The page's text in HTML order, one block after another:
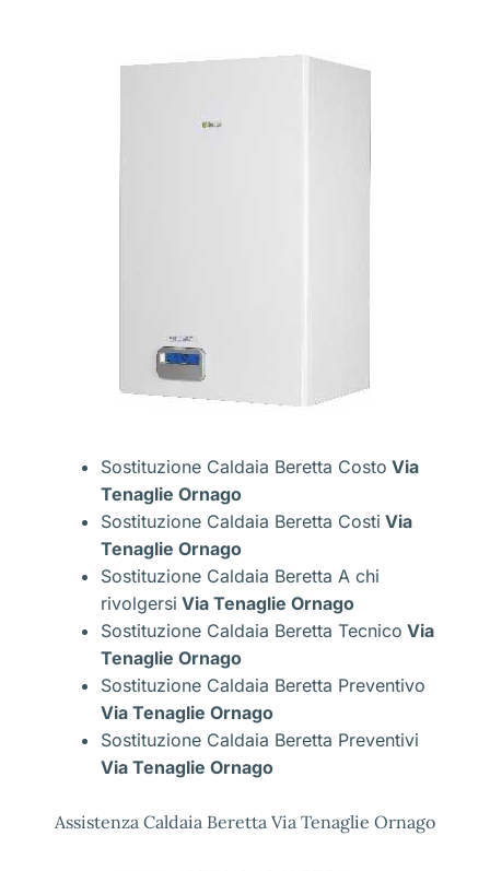
Sostituzione Caldaia Beretta Costo Via
Tenaglie Ornago
Sostituzione Caldaia Beretta Costi Via
Tenaglie Ornago
Sostituzione Caldaia Beretta A chi
rivolgersi Via Tenaglie Ornago
Sostituzione Caldaia Beretta Tecnico Via
Tenaglie Ornago
Sostituzione Caldaia Beretta Preventivo
Via Tenaglie Ornago
Sostituzione Caldaia Beretta Preventivi
Via Tenaglie Ornago
Assistenza Caldaia Beretta Via Tenaglie Ornago